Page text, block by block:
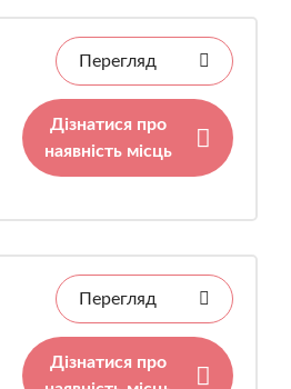
Перегляд
Дізнатися про
наявність місць
Перегляд
Дізнатися про